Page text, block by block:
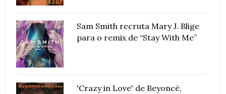
Sam Smith recruta Mary J. Blige
para o remix de “Stay With Me”
'Crazy in Love' de Beyoncé,